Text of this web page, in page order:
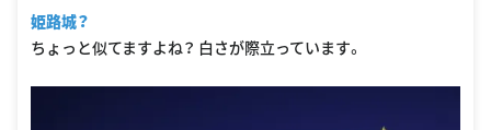
姫路城？
ちょっと似てますよね？ 白さが際立っています。